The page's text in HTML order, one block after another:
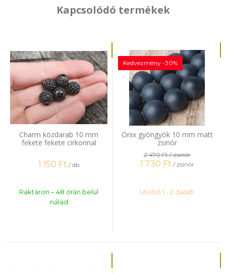
Kapcsolódó termékek
Charm közdarab 10 mm
fekete fekete cirkonnal
1 150 Ft / db
Raktáron – 48 órán belül
nálad
Ónix gyöngyök 10 mm matt
zsinór
Kedvezmény -30%
2 470 Ft/ zsinór
1 730 Ft / zsinór
Utolsó 1 - 2 darab